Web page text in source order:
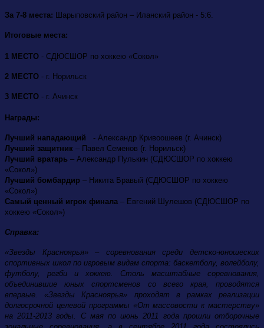
За 7-8 места: Шарыповский район – Иланский район - 5:6.
Итоговые места:
1 МЕСТО - СДЮСШОР по хоккею «Сокол»
2 МЕСТО - г. Норильск
3 МЕСТО - г. Ачинск
Награды:
Лучший нападающий - Александр Кривоошеев (г. Ачинск)
Лучший защитник – Павел Семенов (г. Норильск)
Лучший вратарь – Александр Пулькин (СДЮСШОР по хоккею
«Сокол»)
Лучший бомбардир – Никита Бравый (СДЮСШОР по хоккею
«Сокол»)
Самый ценный игрок финала – Евгений Шулешов (СДЮСШОР по
хоккею «Сокол»)
Справка:
«Звезды Красноярья» – соревнования среди детско-юношеских
спортивных школ по игровым видам спорта: баскетболу, волейболу,
футболу, регби и хоккею. Столь масштабные соревнования,
объединившие юных спортсменов со всего края, проводятся
впервые. «Звезды Красноярья» проходят в рамках реализации
долгосрочной целевой программы «От массовости к мастерству»
на 2011-2013 годы. С мая по июнь 2011 года прошли отборочные
зональные соревнования, а в сентябре 2011 года состоялись